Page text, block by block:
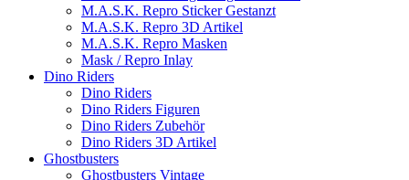
M.A.S.K. Repro Sticker Gestanzt
M.A.S.K. Repro 3D Artikel
M.A.S.K. Repro Masken
Mask / Repro Inlay
Dino Riders
Dino Riders
Dino Riders Figuren
Dino Riders Zubehör
Dino Riders 3D Artikel
Ghostbusters
Ghostbusters Vintage